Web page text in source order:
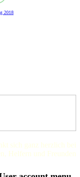
2018
sich ganz herzlich bei
Helfern und Freunden